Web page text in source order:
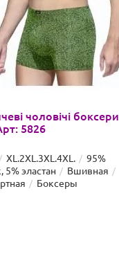
чоловічі боксери
5826
XL.2XL.3XL.4XL.
95%
5% эластан
Вшивная
Боксеры